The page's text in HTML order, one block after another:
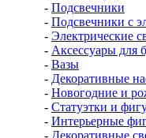
- Подсвечники
- Подсвечники с
- Электрические
- Аксессуары для
- Вазы
- Декоративные
- Новогодние и
- Статуэтки и
- Интерьерные
- Декоративные